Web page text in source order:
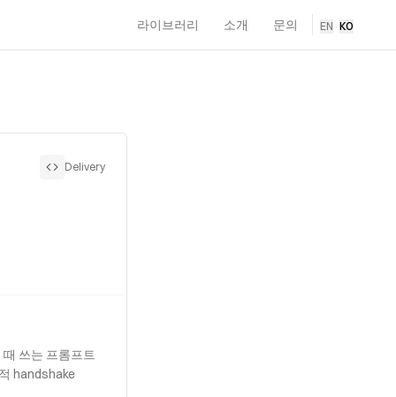
라이브러리 소개 문의 EN · KO
Delivery
쓰는 프롬프트
handshake